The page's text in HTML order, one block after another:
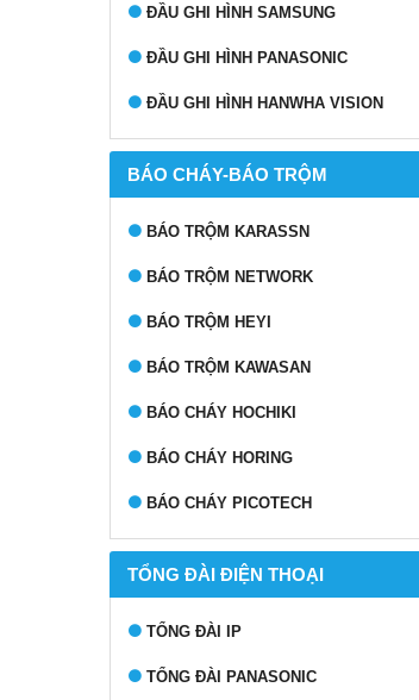
ĐẦU GHI HÌNH SAMSUNG
ĐẦU GHI HÌNH PANASONIC
ĐẦU GHI HÌNH HANWHA VISION
BÁO CHÁY-BÁO TRỘM
BÁO TRỘM KARASSN
BÁO TRỘM NETWORK
BÁO TRỘM HEYI
BÁO TRỘM KAWASAN
BÁO CHÁY HOCHIKI
BÁO CHÁY HORING
BÁO CHÁY PICOTECH
TỔNG ĐÀI ĐIỆN THOẠI
TỔNG ĐÀI IP
TỔNG ĐÀI PANASONIC